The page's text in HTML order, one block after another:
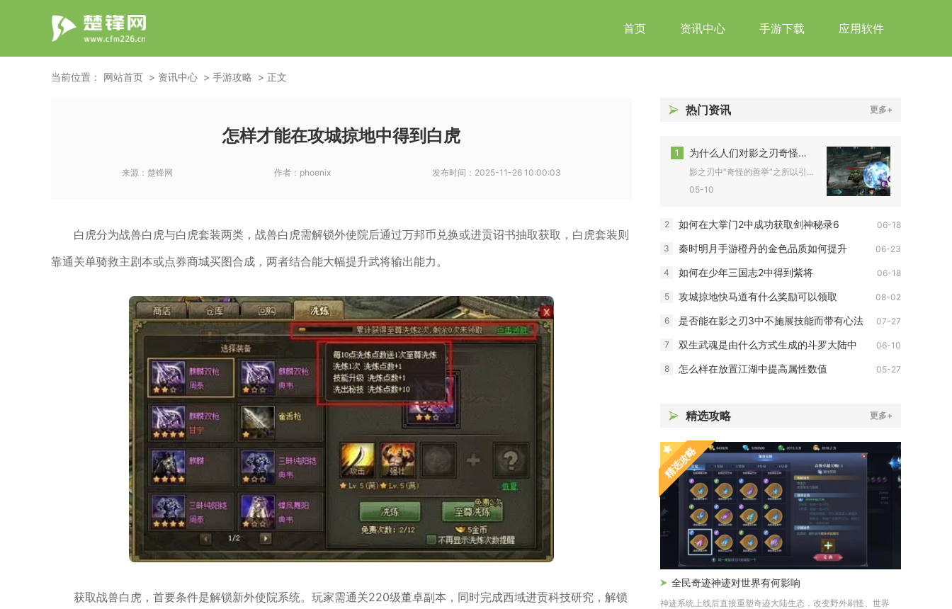
首页 资讯中心 手游下载 应用软件
当前位置： 网站首页 资讯中心 手游攻略 正文
怎样才能在攻城掠地中得到白虎
来源： 楚锋网 作者： phoenix 发布时间： 2025-11-26 10:00:03
白虎分为战兽白虎与白虎套装两类，战兽白虎需解锁外使院后通过万邦币兑换或进贡诏书抽取获取，白虎套装则
靠通关单骑救主剧本或点券商城买图合成，两者结合能大幅提升武将输出能力。
获取战兽白虎，首要条件是解锁新外使院系统。玩家需通关220级董卓副本，同时完成西域进贡科技研究，解锁
热门资讯 更多+
1 为什么人们对影之刃奇怪的善举感到好奇
影之刃中“奇怪的善举”之所以引发玩家好奇，核心在于它以低门槛...
05-10
2 如何在大掌门2中成功获取剑神秘录6 06-18
3 秦时明月手游橙丹的金色品质如何提升 06-23
4 如何在少年三国志2中得到紫将 06-18
5 攻城掠地快马道有什么奖励可以领取 08-02
6 是否能在影之刃3中不施展技能而带有心法 07-27
7 双生武魂是由什么方式生成的斗罗大陆中 06-10
8 怎么样在放置江湖中提高属性数值 05-27
精选攻略 更多+
精选攻略
全民奇迹神迹对世界有何影响
神迹系统上线后直接重塑奇迹大陆生态，改变野外刷怪、世界